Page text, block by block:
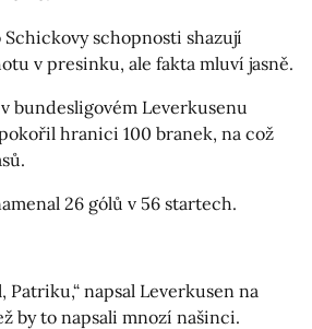
schopnosti shazují
v presinku, ale fakta mluví jasně.
v bundesligovém Leverkusenu
hranici 100 branek, na což
26 gólů v 56 startech.
Patriku,“ napsal Leverkusen na
by to napsali mnozí našinci.